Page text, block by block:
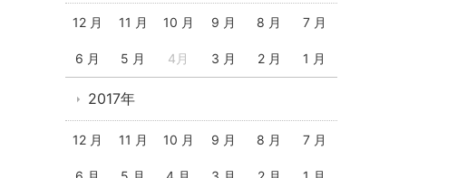
12 月 11 月 10 月 9 月 8 月 7 月
6 月 5 月 4月 3 月 2 月 1 月
2017年
12 月 11 月 10 月 9 月 8 月 7 月